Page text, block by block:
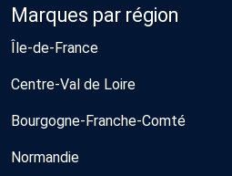
Marques par région
Île-de-France
Centre-Val de Loire
Bourgogne-Franche-Comté
Normandie